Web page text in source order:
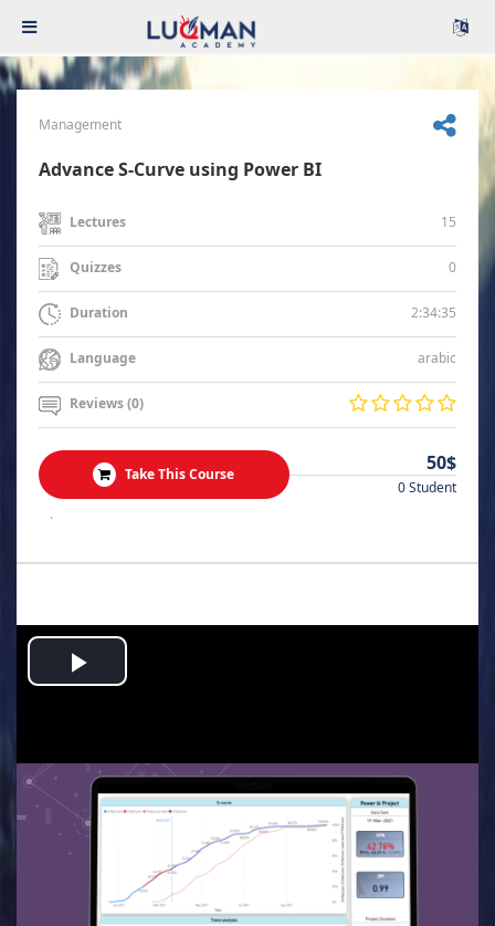
Management
Advance S-Curve using Power BI
Lectures 15
Quizzes 0
Duration 2:34:35
Language arabic
Reviews (0)
Take This Course 50$
0 Student
.
Play